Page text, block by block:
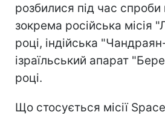
розбилися під час
зокрема російська місія
році, індійська
ізраїльський апарат
році.
Що стосується місії